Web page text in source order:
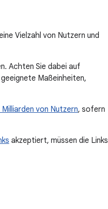
Vielzahl von Nutzern und
Achten Sie dabei auf
Maßeinheiten,
von Nutzern, sofern
akzeptiert, müssen die Links